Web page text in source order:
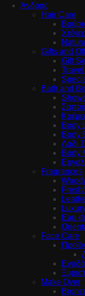
Άνδρας
Hair Care
Χτένες
Gifts and
Gift
Bath and
Body
Body
Λάδι
Body
Fragrances
Eau
Face Care
Make Over